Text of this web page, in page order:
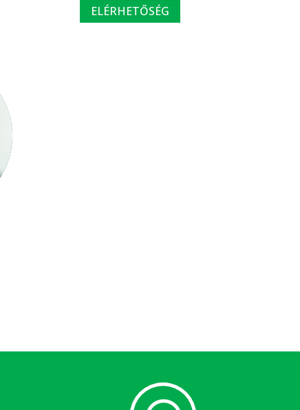
ELÉRHETŐSÉG